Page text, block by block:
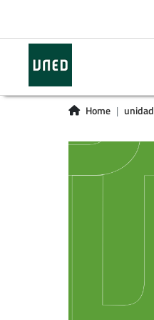
Home unidad